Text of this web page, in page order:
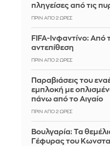
πληγείσες από τις
ΠΡΙΝ ΑΠΌ 2 ΏΡΕΣ
FIFA-Ινφαντίνο:
αντεπίθεση
ΠΡΙΝ ΑΠΌ 2 ΏΡΕΣ
Παραβιάσεις του
εμπλοκή με
πάνω από το Αιγαίο
ΠΡΙΝ ΑΠΌ 2 ΏΡΕΣ
Βουλγαρία: Τα
Γέφυρας του